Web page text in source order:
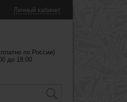
Личный кабинет
по России)
до 18:00